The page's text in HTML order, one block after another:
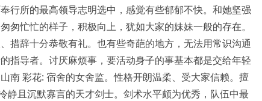
行所的最高领导志明选中，感觉有些郁郁不快。和她坚强
忙忙的样子，积极向上，犹如大家的妹妹一般的存在。
措辞十分恭敬有礼。也有些奇葩的地方，无法用常识沟通
指导者。讨厌麻烦事，要活动身子的事基本都是交给年轻
南 彩花: 宿舍的女舍监。性格开朗温柔、受大家信赖。擅
且沉默寡言的天才剑士。剑术水平颇为优秀，队伍中最